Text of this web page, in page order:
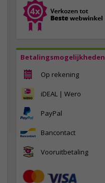
Betalingsmogelijkheden
Op rekening
iDEAL | Wero
PayPal
Bancontact
Vooruitbetaling